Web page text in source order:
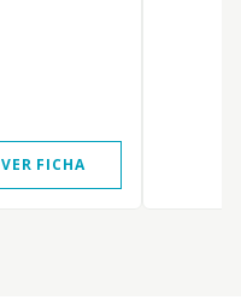
VER FICHA